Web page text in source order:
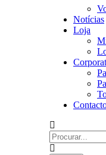
Notícias
Loja